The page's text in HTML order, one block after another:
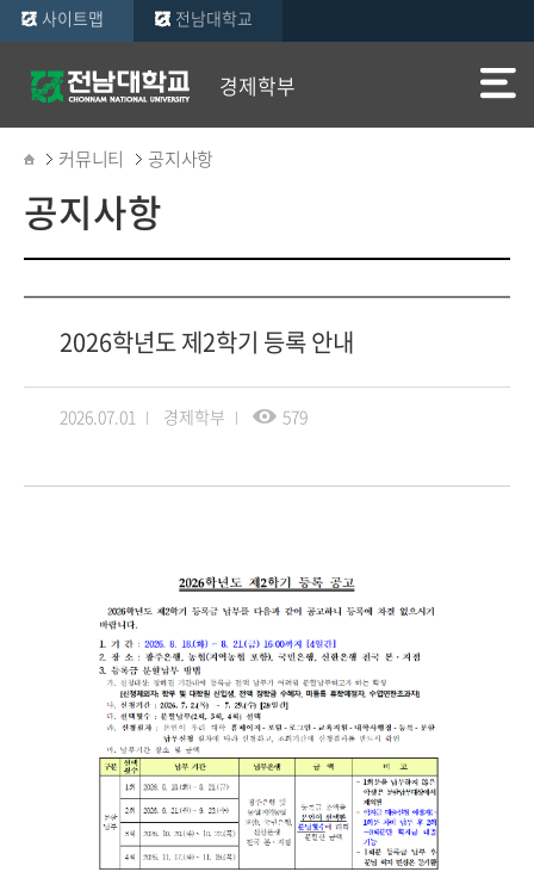
사이트맵 전남대학교
경제학부
커뮤니티 공지사항
공지사항
2026학년도 제2학기 등록 안내
2026.07.01 경제학부 579